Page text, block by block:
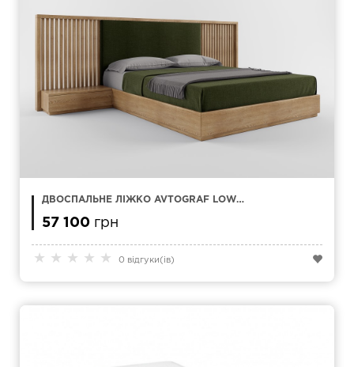
★ ★ ★ ★ ★ 0 відгуки(ів)
ДВОСПАЛЬНЕ ЛІЖКО AVTOGRAF LOW
57 100 грн